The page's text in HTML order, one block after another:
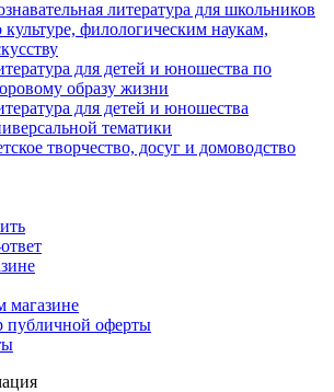
литература для школьников
культуре, филологическим наукам,
для детей и юношества по
образу жизни
для детей и юношества
тематики
творчество, досуг и домоводство
магазине
публичной оферты